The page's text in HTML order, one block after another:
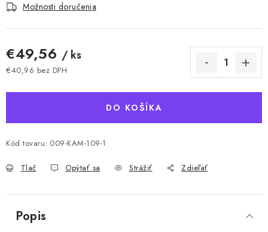
Možnosti doručenia
€49,56 / ks
€40,96 bez DPH
DO KOŠÍKA
Kód tovaru: 009-KAM-109-1
Tlač Opýtať sa Strážiť Zdieľať
Popis